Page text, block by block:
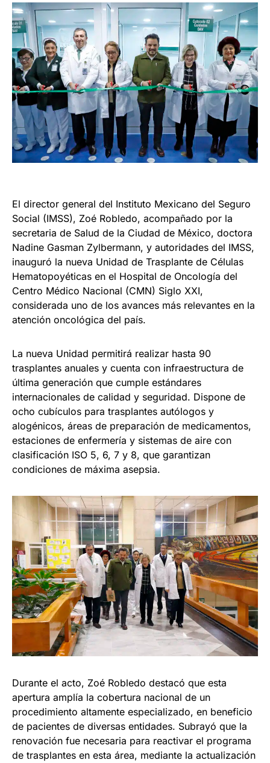
El director general del Instituto Mexicano del Seguro
Social (IMSS), Zoé Robledo, acompañado por la
secretaria de Salud de la Ciudad de México, doctora
Nadine Gasman Zylbermann, y autoridades del IMSS,
inauguró la nueva Unidad de Trasplante de Células
Hematopoyéticas en el Hospital de Oncología del
Centro Médico Nacional (CMN) Siglo XXI,
considerada uno de los avances más relevantes en la
atención oncológica del país.
La nueva Unidad permitirá realizar hasta 90
trasplantes anuales y cuenta con infraestructura de
última generación que cumple estándares
internacionales de calidad y seguridad. Dispone de
ocho cubículos para trasplantes autólogos y
alogénicos, áreas de preparación de medicamentos,
estaciones de enfermería y sistemas de aire con
clasificación ISO 5, 6, 7 y 8, que garantizan
condiciones de máxima asepsia.
Durante el acto, Zoé Robledo destacó que esta
apertura amplía la cobertura nacional de un
procedimiento altamente especializado, en beneficio
de pacientes de diversas entidades. Subrayó que la
renovación fue necesaria para reactivar el programa
de trasplantes en esta área, mediante la actualización